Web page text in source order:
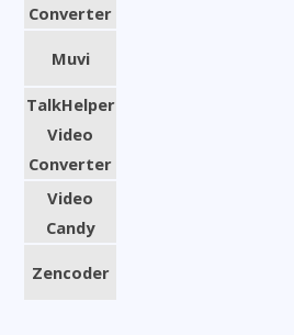
Converter
Muvi
TalkHelper
Video
Converter
Video
Candy
Zencoder